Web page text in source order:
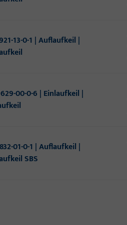
13-0-1 | Auflaufkeil |
00-0-6 | Einlaufkeil |
01-0-1 | Auflaufkeil |
SBS